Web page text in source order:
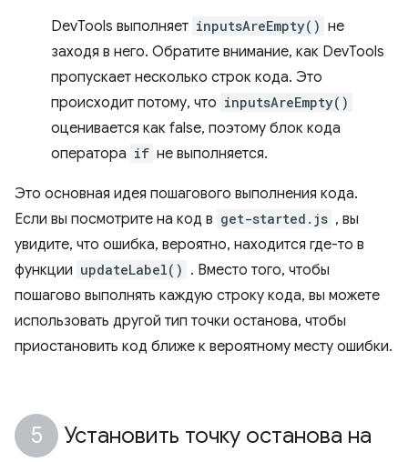
DevTools выполняет inputsAreEmpty() не
заходя в него. Обратите внимание, как DevTools
пропускает несколько строк кода. Это
происходит потому, что inputsAreEmpty()
оценивается как false, поэтому блок кода
оператора if не выполняется.
Это основная идея пошагового выполнения кода.
Если вы посмотрите на код в get-started.js , вы
увидите, что ошибка, вероятно, находится где-то в
функции updateLabel() . Вместо того, чтобы
пошагово выполнять каждую строку кода, вы можете
использовать другой тип точки останова, чтобы
приостановить код ближе к вероятному месту ошибки.
Установить точку останова на